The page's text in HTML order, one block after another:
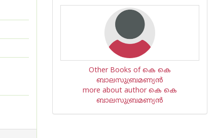
Other Books of കെ കെ
ബാലസുബ്രമണ്യന്‍
more about author കെ കെ
ബാലസുബ്രമണ്യന്‍